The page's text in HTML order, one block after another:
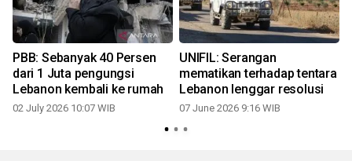
PBB: Sebanyak 40 Persen
dari 1 Juta pengungsi
Lebanon kembali ke rumah
02 July 2026 10:07 WIB
UNIFIL: Serangan
mematikan terhadap tentara
Lebanon lenggar resolusi
07 June 2026 9:16 WIB